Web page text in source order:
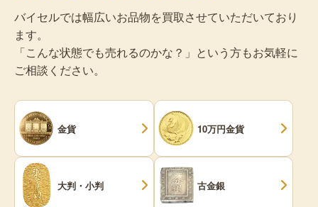
バイセルでは幅広いお品物を買取させていただいており
ます。
「こんな状態でも売れるのかな？」という方もお気軽に
ご相談ください。
金貨 10万円金貨
大判・小判 古金銀